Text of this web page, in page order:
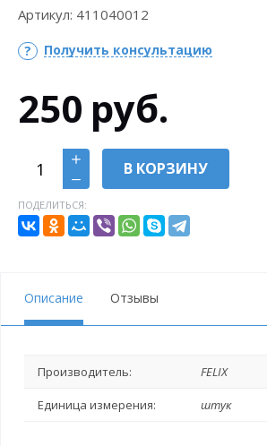
Артикул: 411040012
Получить консультацию
250 руб.
В КОРЗИНУ
ПОДЕЛИТЬСЯ:
Описание Отзывы
Производитель: FELIX
Единица измерения: штук